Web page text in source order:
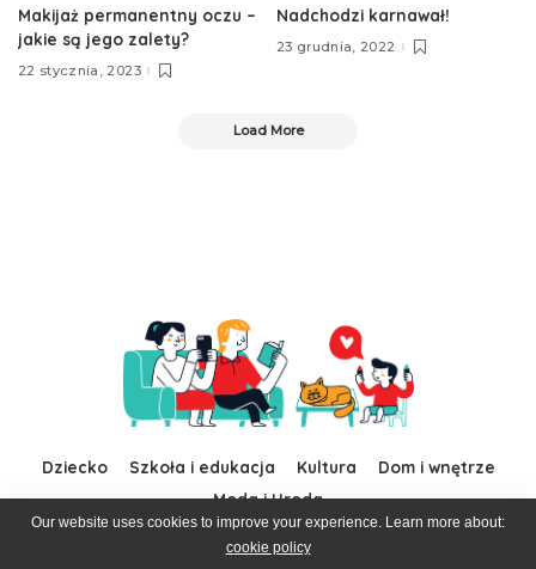
Makijaż permanentny oczu –
jakie są jego zalety?
22 stycznia, 2023
Nadchodzi karnawał!
23 grudnia, 2022
Load More
Dziecko Szkoła i edukacja Kultura
Dom i wnętrze
Moda i Uroda
Our website uses cookies to improve your experience. Learn more about:
cookie policy